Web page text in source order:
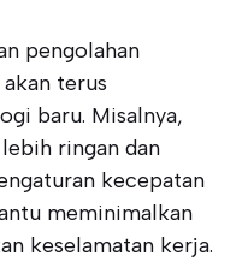
pengolahan
terus
baru. Misalnya,
ringan dan
kecepatan
meminimalkan
keselamatan kerja.